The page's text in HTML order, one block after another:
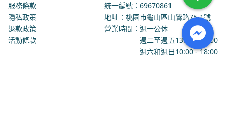
服務條款
隱私政策
退款政策
活動條款
統一編號：69670861
地址：桃園市龜山區山鶯路75-1號
營業時間：週一公休
週二至週五13:00 - 18:00
週六和週日10:00 - 18:00